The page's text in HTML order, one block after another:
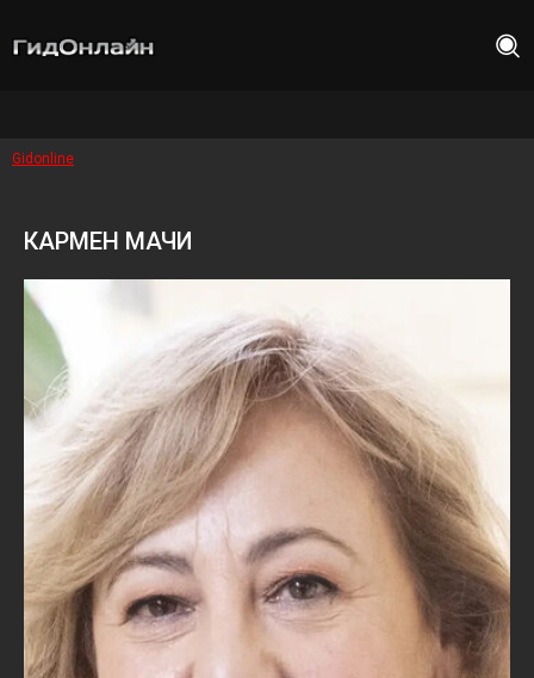
Gidonline
КАРМЕН МАЧИ